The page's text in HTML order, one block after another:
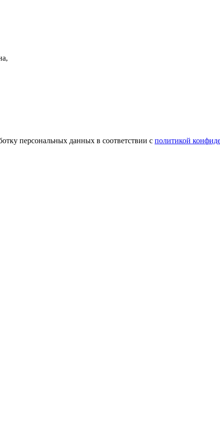
персональных данных в соответствии с политикой